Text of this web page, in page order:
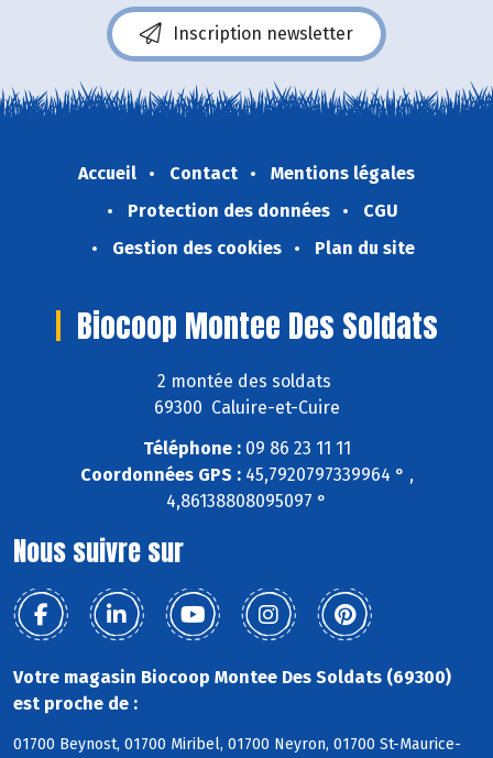
Inscription newsletter
Accueil Contact
Mentions légales
Protection des données
CGU
Gestion des cookies
Plan du site
Biocoop Montee Des Soldats
2 montée des soldats
69300 Caluire-et-Cuire
Téléphone :09 86 23 11 11
Coordonnées GPS :45,7920797339964 ° ,
4,86138808095097 °
Nous suivre sur
Votre magasin Biocoop Montee Des Soldats (69300)
est proche de :
01700 Beynost, 01700 Miribel, 01700 Neyron, 01700 St-Maurice-